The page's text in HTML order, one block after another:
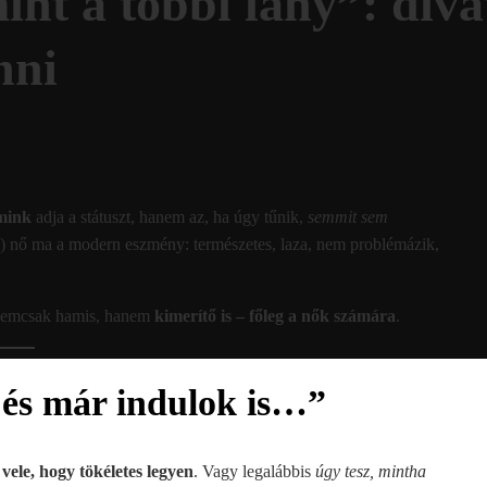
adja a státuszt, hanem az, ha úgy tűnik, semmit sem
nő ma a modern eszmény: természetes, laza, nem problémázik,
hamis, hanem kimerítő is – főleg a nők számára.
már indulok is…”
hogy tökéletes legyen. Vagy legalábbis úgy tesz, mintha